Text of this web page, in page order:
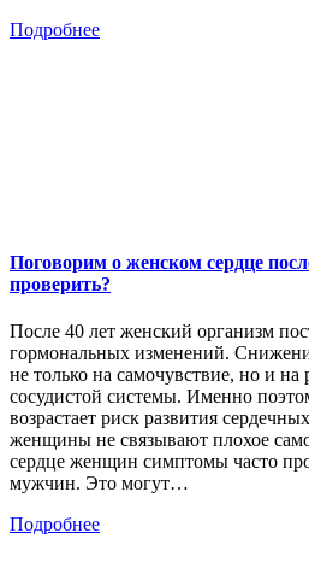
Подробнее
Поговорим о женском сердце
проверить?
После 40 лет женский организм
гормональных изменений.
не только на самочувствие, но и на
сосудистой системы. Именно
возрастает риск развития
женщины не связывают плохое
сердце женщин симптомы часто
мужчин. Это могут…
Подробнее